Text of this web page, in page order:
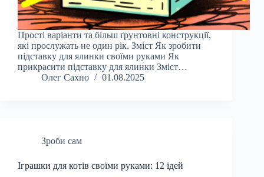
Прості варіанти та більш ґрунтовні конструкції,
які прослужать не один рік. Зміст Як зробити
підставку для ялинки своїми руками Як
прикрасити підставку для ялинки Зміст…
Олег Сахно
01.08.2025
Зроби сам
Іграшки для котів своїми руками: 12 ідей